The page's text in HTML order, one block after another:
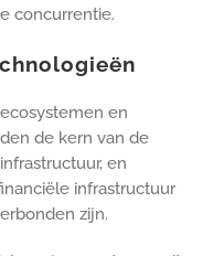
concurrentie.
en
de kern van de
en
infrastructuur
zijn.